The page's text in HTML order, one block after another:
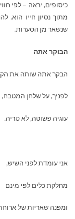
כיסופים, יראה – לפי
מתוך נסיון חייו הוא.
שנשאר מן הסערות.
הבוקר אתה
הבקר אתה שותה את
לפניך, על שלחן המטבח,
עוגיה פשוטה, לא טריה.
אני עומדת לפני השיש,
מחלקת כלים לפי מינם
ומפנה שאריות של